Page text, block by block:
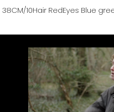
38CM/10Hair RedEyes Blue